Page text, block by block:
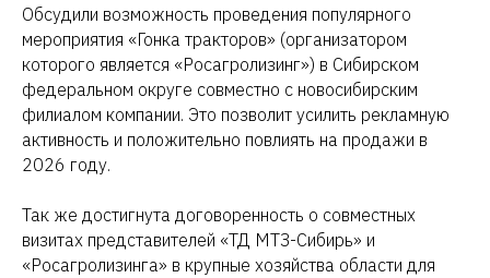
Обсудили возможность проведения популярного
мероприятия «Гонка тракторов» (организатором
которого является «Росагролизинг») в Сибирском
федеральном округе совместно с новосибирским
филиалом компании. Это позволит усилить рекламную
активность и положительно повлиять на продажи в
2026 году.
Так же достигнута договоренность о совместных
визитах представителей «ТД МТЗ-Сибирь» и
«Росагролизинга» в крупные хозяйства области для